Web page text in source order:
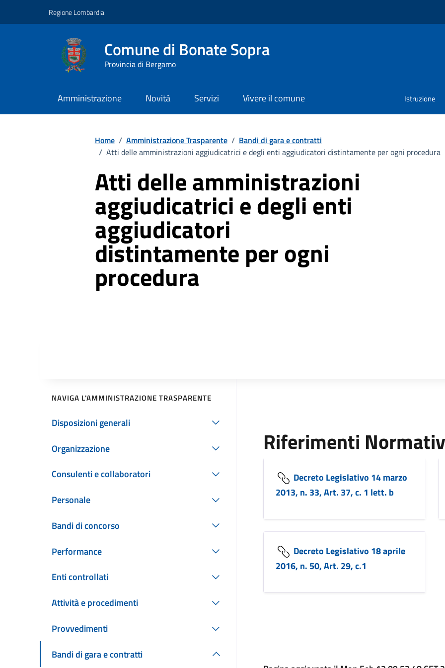
Regione Lombardia
Comune di Bonate Sopra
Provincia di Bergamo
Amministrazione Novità Servizi Vivere il comune Istruzione
Home / Amministrazione Trasparente / Bandi di gara e contratti
/ Atti delle amministrazioni aggiudicatrici e degli enti aggiudicatori distintamente per ogni procedura
Atti delle amministrazioni
aggiudicatrici e degli enti
aggiudicatori
distintamente per ogni
procedura
NAVIGA L'AMMINISTRAZIONE TRASPARENTE
Disposizioni generali
Organizzazione
Consulenti e collaboratori
Personale
Bandi di concorso
Performance
Enti controllati
Attività e procedimenti
Provvedimenti
Bandi di gara e contratti
Riferimenti
Decreto Legislativo 14 marzo
2013, n. 33, Art. 37, c. 1 lett. b
Decreto Legislativo 18 aprile
2016, n. 50, Art. 29, c.1